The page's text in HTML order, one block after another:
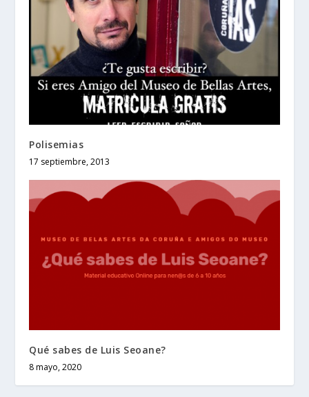
Polisemias
17 septiembre, 2013
Qué sabes de Luis Seoane?
8 mayo, 2020